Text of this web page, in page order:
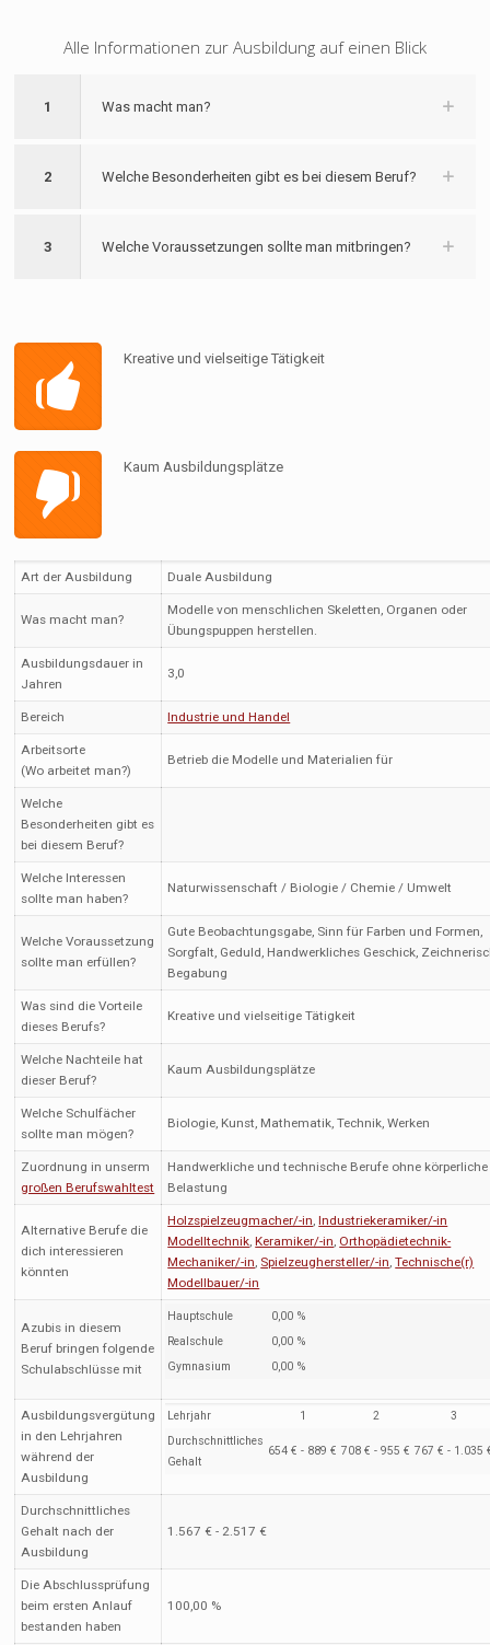
Alle Informationen zur Ausbildung auf einen Blick
1 Was macht man?
2 Welche Besonderheiten gibt es bei diesem Beruf?
3 Welche Voraussetzungen sollte man mitbringen?
Kreative und vielseitige Tätigkeit
Kaum Ausbildungsplätze
Art der Ausbildung Duale Ausbildung
Was macht man?
Modelle von menschlichen Skeletten, Organen oder
Übungspuppen herstellen.
Ausbildungsdauer in
Jahren
3,0
Bereich Industrie und Handel
Arbeitsorte
(Wo arbeitet man?)
Betrieb die Modelle und Materialien für
Welche
Besonderheiten gibt es
bei diesem Beruf?
Welche Interessen
sollte man haben?
Naturwissenschaft / Biologie / Chemie / Umwelt
Welche Voraussetzung
sollte man erfüllen?
Gute Beobachtungsgabe, Sinn für Farben und Formen,
Sorgfalt, Geduld, Handwerkliches Geschick,
Begabung
Was sind die Vorteile
dieses Berufs?
Kreative und vielseitige Tätigkeit
Welche Nachteile hat
dieser Beruf?
Kaum Ausbildungsplätze
Welche Schulfächer
sollte man mögen?
Biologie, Kunst, Mathematik, Technik, Werken
Zuordnung in unserm
großen Berufswahltest
Handwerkliche und technische Berufe ohne körperliche
Belastung
Alternative Berufe die
dich interessieren
könnten
Holzspielzeugmacher/-in,Industriekeramiker/-in
Modelltechnik,Keramiker/-in,Orthopädietechnik-
Mechaniker/-in, Spielzeughersteller/-in,Technische(r)
Modellbauer/-in
Azubis in diesem
Beruf bringen folgende
Schulabschlüsse mit
Hauptschule
0,00 %
Realschule
0,00 %
Gymnasium
0,00 %
Ausbildungsvergütung
in den Lehrjahren
während der
Ausbildung
Lehrjahr 1 2
3
Durchschnittliches
Gehalt
654 € - 889 € 708 € - 955 € 767 € - 1.035
Durchschnittliches
Gehalt nach der
Ausbildung
1.567 € - 2.517 €
Die Abschlussprüfung
beim ersten Anlauf
bestanden haben
100,00 %